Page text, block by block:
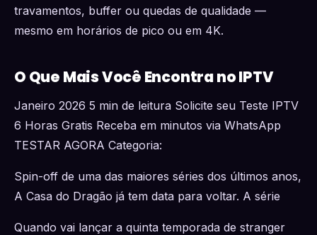
travamentos, buffer ou quedas de qualidade —
mesmo em horários de pico ou em 4K.
O Que Mais Você Encontra no IPTV
Janeiro 2026 5 min de leitura Solicite seu Teste IPTV
6 Horas Gratis Receba em minutos via WhatsApp
TESTAR AGORA Categoria:
Spin-off de uma das maiores séries dos últimos anos,
A Casa do Dragão já tem data para voltar. A série
Quando vai lançar a quinta temporada de stranger